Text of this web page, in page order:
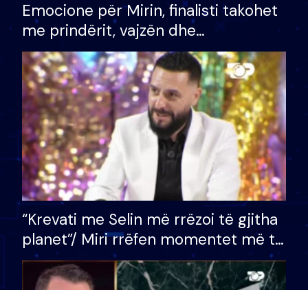
Emocione për Mirin, finalisti takohet
me prindërit, vajzën dhe
bashkëshorten: S’kemi ndonjë letër
divorci apo jo?
“Krevati me Selin më rrëzoi të gjitha
planet”/ Miri rrëfen momentet më të
bukura në shtëpinë e BB VIP: Do më
mungojë zilja e mëngjesit kur…